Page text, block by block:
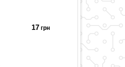
17грн